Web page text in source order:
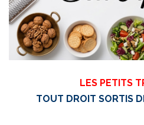
LES PETITS
TOUT DROIT SORTIS